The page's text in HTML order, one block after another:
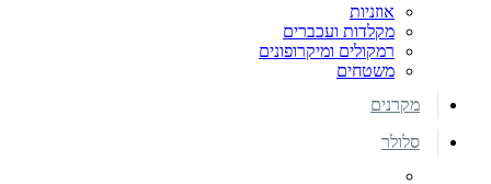
אוזניות
מקלדות ועכברים
רמקולים ומיקרופונים
משטחים
מקרנים
סלולר